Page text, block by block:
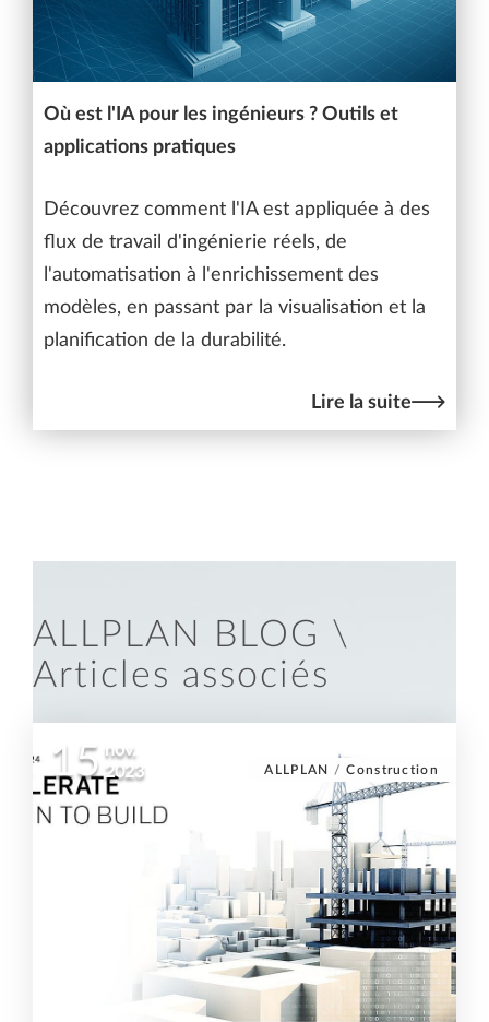
Où est l'IA pour les ingénieurs ? Outils et
applications pratiques
Découvrez comment l'IA est appliquée à des
flux de travail d'ingénierie réels, de
l'automatisation à l'enrichissement des
modèles, en passant par la visualisation et la
planification de la durabilité.
Lire la suite
ALLPLAN BLOG \
Articles associés
ALLPLAN /Construction
15 nov.
2023